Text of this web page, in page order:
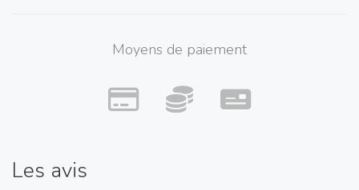
Moyens de paiement
Les avis